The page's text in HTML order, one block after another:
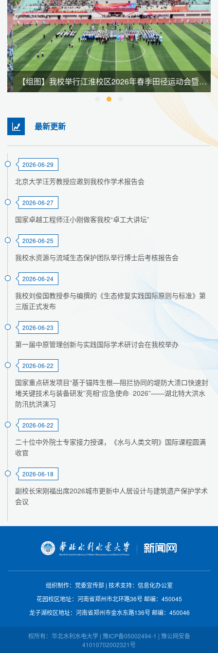
【组图】我校举行江淮校区2026年春季田径运动会暨全民健身大会
最新更新
2026-06-29
北京大学汪芳教授应邀到我校作学术报告会
2026-06-27
国家卓越工程师汪小刚做客我校“卓工大讲坛”
2026-06-25
我校水资源与流域生态保护团队举行博士后考核报告会
2026-06-24
我校刘俊国教授参与编撰的《生态修复实践国际原则与标准》第
三版正式发布
2026-06-23
第一届中原管理创新与实践国际学术研讨会在我校举办
2026-06-22
国家重点研发项目“基于锚阵生根—阻拦协同的堤防大溃口快速封
堵关键技术与装备研发”亮相“应急使命· 2026”——湖北特大洪水
防汛抗洪演习
2026-06-22
二十位中外院士专家接力授课，《水与人类文明》国际课程圆满
收官
2026-06-18
副校长宋刚福出席2026城市更新中人居设计与建筑遗产保护学术
会议
组织制作：党委宣传部 | 技术支持：信息化办公室
花园校区地址：河南省郑州市北环路36号 邮编：450045
龙子湖校区地址：河南省郑州市金水东路136号 邮编：450046
权所有：华北水利水电大学 | 豫ICP备05002494-1 | 豫公网安备
41010702002321号